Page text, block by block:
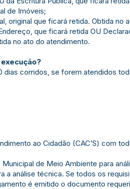
de Imóveis;
original que ficará retida. Obtida no
que ficará retida OU
no ato do atendimento.
dias corridos, se forem atendidos
ao Cidadão (CAC’S) com
de Meio Ambiente para
a análise técnica. Se todos os
é emitido o documento